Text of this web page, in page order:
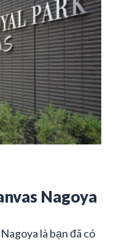
Nagoya
là bạn đã có